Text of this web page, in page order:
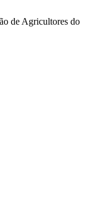
de Agricultores do